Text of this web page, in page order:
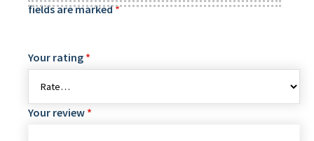
fields are marked*
Your rating *
Your review *